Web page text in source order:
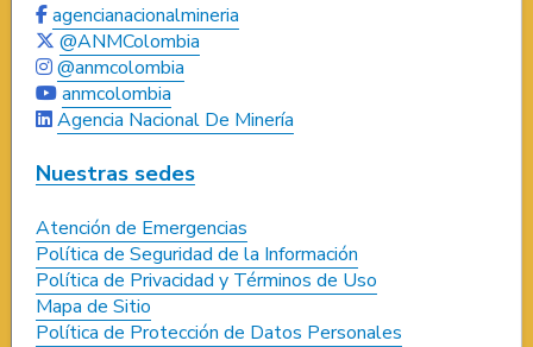
agencianacionalmineria
@ANMColombia
@anmcolombia
anmcolombia
Agencia Nacional De Minería
Nuestras sedes
Atención de Emergencias
Política de Seguridad de la Información
Política de Privacidad y Términos de Uso
Mapa de Sitio
Política de Protección de Datos Personales